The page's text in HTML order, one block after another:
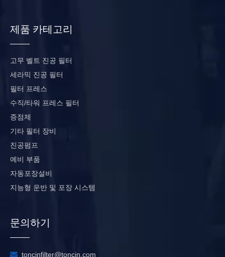
제품 카테고리
고무 벨트 진공 필터
세라믹 진공 필터
필터 프레스
수직/타워 프레스 필터
증점제
기타 필터 장비
진공펌프
예비 부품
자동포장설비
지능형 운반 및 포장 시스템
문의하기
 toncinfilter@toncin.com